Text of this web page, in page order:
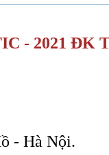
- 2021 ĐK
- Hà Nội.